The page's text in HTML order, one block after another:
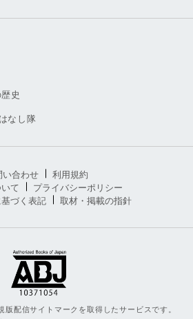
史
なし隊
い合わせ
利用規約
て
プライバシーポリシー
づく表記
取材・掲載の指針
配信サイトマークを取得したサービスです。